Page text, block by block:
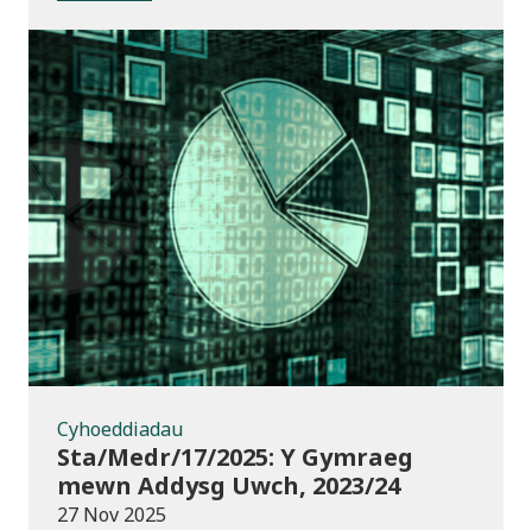
Cyhoeddiadau
Cyhoeddiadau
Sta/Medr/17/2025: Y Gymraeg
mewn Addysg Uwch, 2023/24
27 Nov 2025